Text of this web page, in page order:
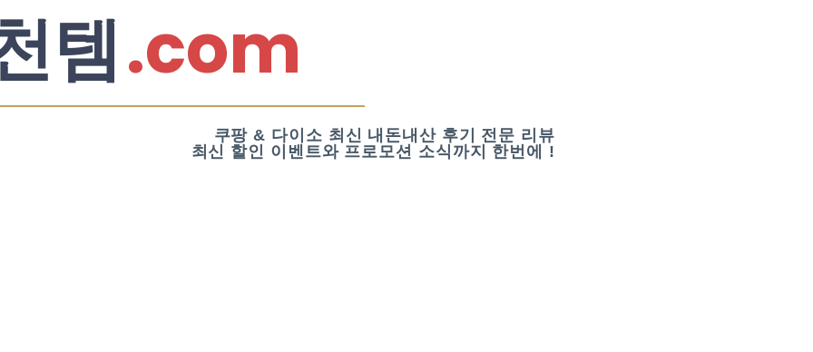
템.com
쿠팡 & 다이소 최신 내돈내산 후기 전문 리뷰
최신 할인 이벤트와 프로모션 소식까지 한번에 !